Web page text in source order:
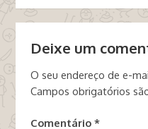
Deixe um
O seu endereço de e-
Campos obrigatórios
Comentário *